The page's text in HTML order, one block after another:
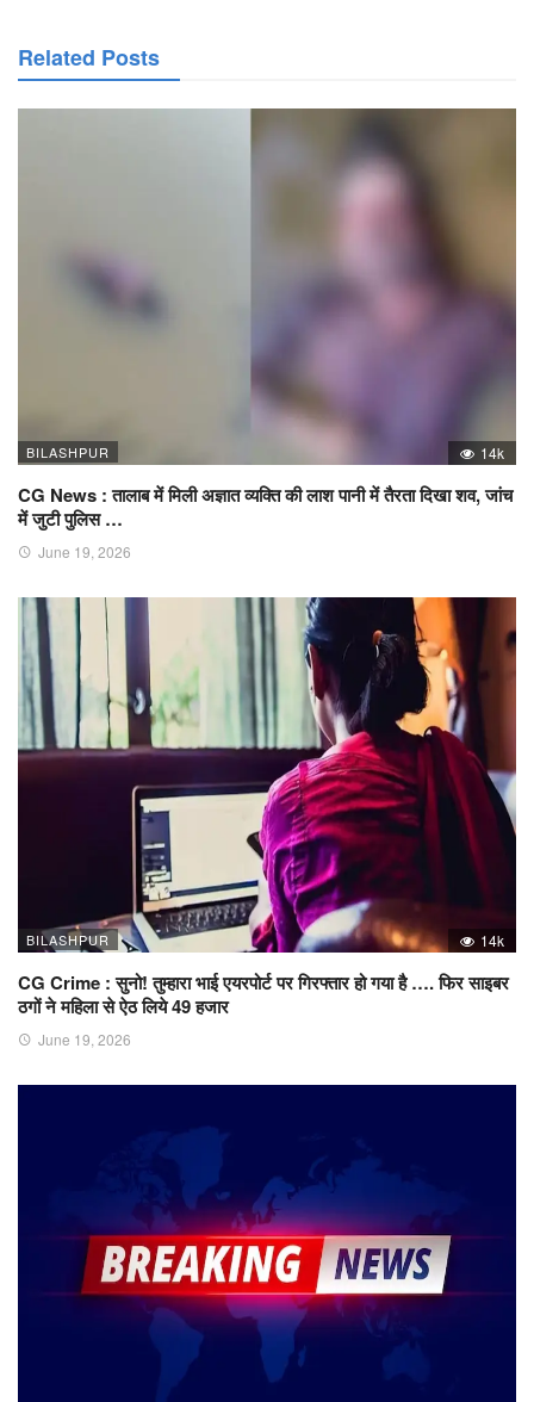
Related Posts
BILASHPUR 14k
CG News : तालाब में मिली अज्ञात व्यक्ति की लाश पानी में तैरता दिखा शव, जांच
में जुटी पुलिस …
June 19, 2026
BILASHPUR 14k
CG Crime : सुनो! तुम्हारा भाई एयरपोर्ट पर गिरफ्तार हो गया है …. फिर साइबर
ठगों ने महिला से ऐठ लिये 49 हजार
June 19, 2026